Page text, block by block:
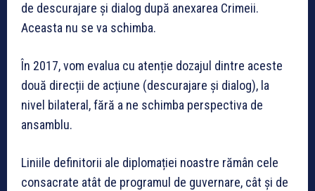
de descurajare și dialog după anexarea Crimeii.
Aceasta nu se va schimba.
În 2017, vom evalua cu atenție dozajul dintre aceste
două direcții de acțiune (descurajare și dialog), la
nivel bilateral, fără a ne schimba perspectiva de
ansamblu.
Liniile definitorii ale diplomației noastre rămân cele
consacrate atât de programul de guvernare, cât și de